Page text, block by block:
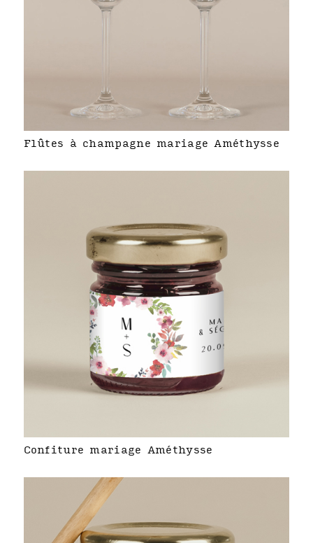
Flûtes à champagne mariage Améthysse
Confiture mariage Améthysse